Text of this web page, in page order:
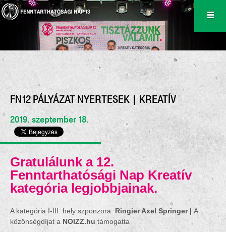
FN12 PÁLYÁZAT NYERTESEK | KREATÍV
2019. szeptember 18.
Gratulálunk a 12.
Fenntarthatósági Nap Kreatív
kategória legjobbjainak.
A kategória I-III. hely szponzora: Ringier Axel Springer | A
közönségdíjat a NOIZZ.hu támogatta